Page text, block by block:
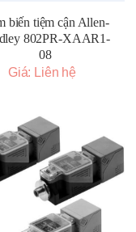
biến tiệm cận Allen-
802PR-XAAR1-
08
Giá: Liên hệ